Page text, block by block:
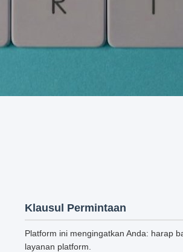
Klausul Permintaan
Platform ini mengingatkan Anda: harap
layanan platform.